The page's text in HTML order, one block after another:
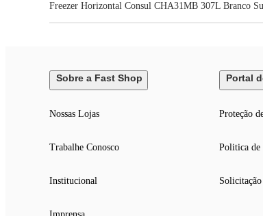
Freezer Horizontal Consul CHA31MB 307L Branco
Sobre a Fast Shop
Nossas Lojas
Trabalhe Conosco
Institucional
Portal
Proteção
Politica de